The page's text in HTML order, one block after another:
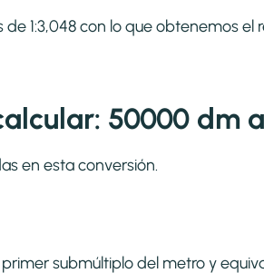
1:3,048 con lo que obtenemos el
50000 dm
en esta conversión.
submúltiplo del metro y